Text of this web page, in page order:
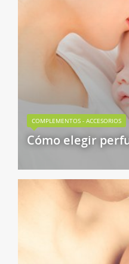
COMPLEMENTOS - ACCESORIOS
Cómo elegir